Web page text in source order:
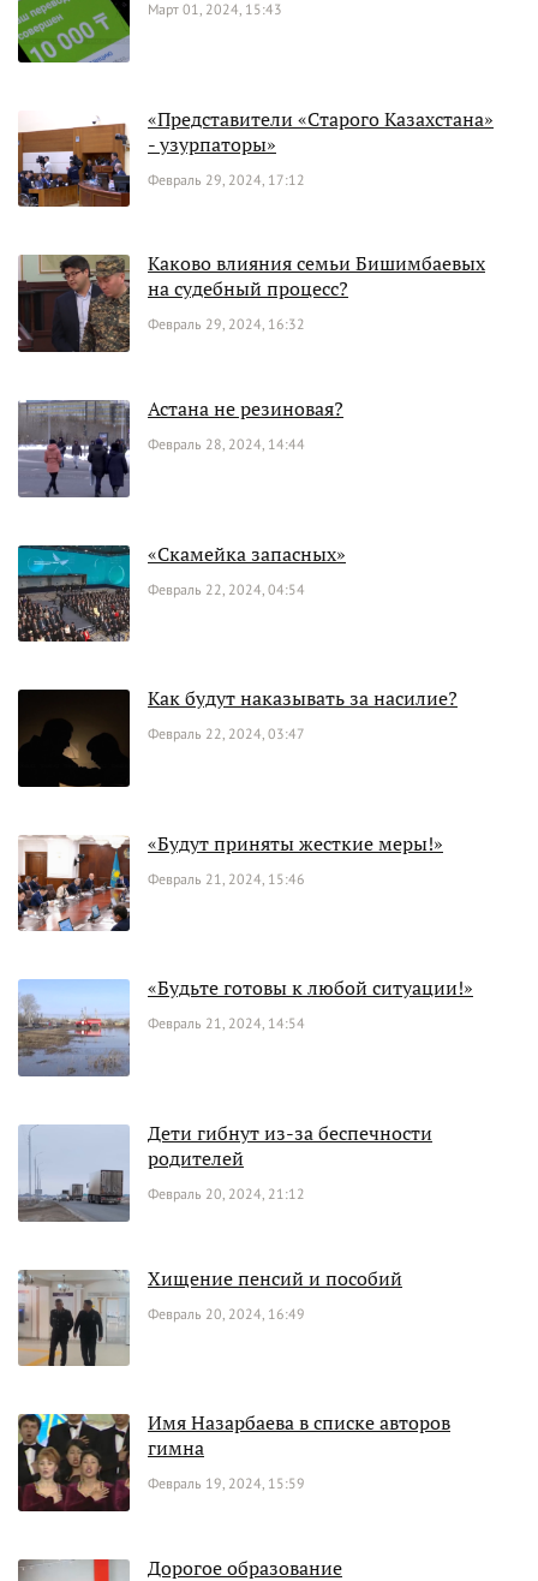
Март 01, 2024, 15:43
«Представители «Старого Казахстана»
- узурпаторы»
Февраль 29, 2024, 17:12
Каково влияния семьи Бишимбаевых
на судебный процесс?
Февраль 29, 2024, 16:32
Астана не резиновая?
Февраль 28, 2024, 14:44
«Скамейка запасных»
Февраль 22, 2024, 04:54
Как будут наказывать за насилие?
Февраль 22, 2024, 03:47
«Будут приняты жесткие меры!»
Февраль 21, 2024, 15:46
«Будьте готовы к любой ситуации!»
Февраль 21, 2024, 14:54
Дети гибнут из-за беспечности
родителей
Февраль 20, 2024, 21:12
Хищение пенсий и пособий
Февраль 20, 2024, 16:49
Имя Назарбаева в списке авторов
гимна
Февраль 19, 2024, 15:59
Дорогое образование